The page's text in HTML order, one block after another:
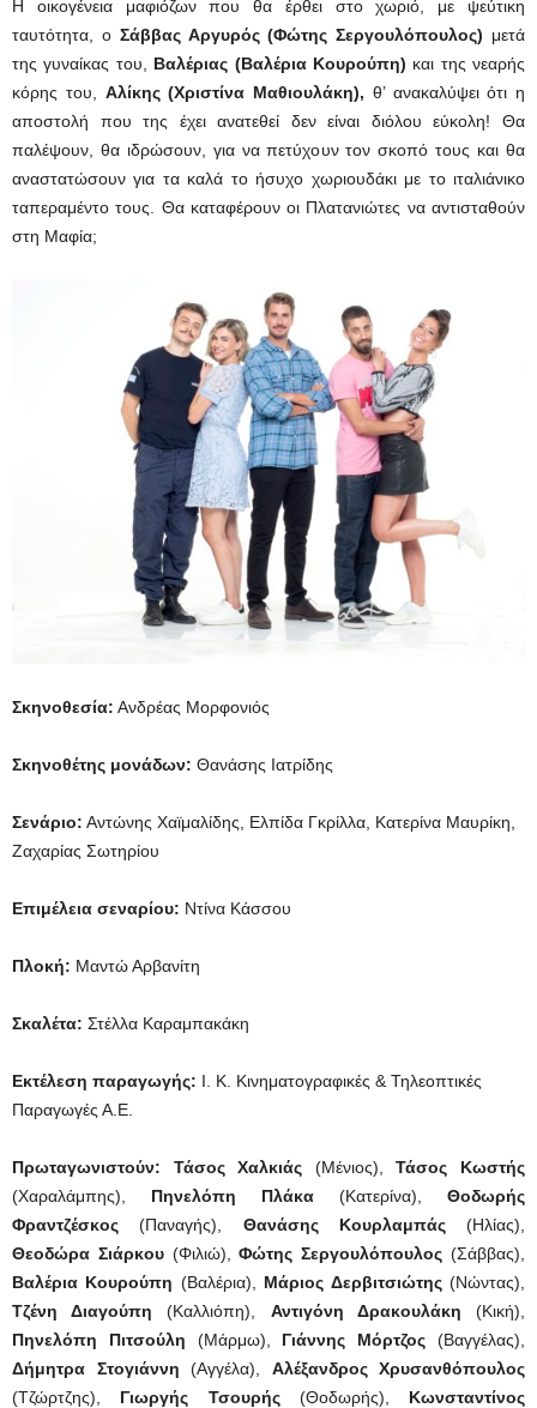
Η οικογένεια μαφιόζων που θα έρθει στο χωριό, με ψεύτικη
ταυτότητα, ο Σάββας Αργυρός (Φώτης Σεργουλόπουλος) μετά
της γυναίκας του, Βαλέριας (Βαλέρια Κουρούπη) και της νεαρής
κόρης του, Αλίκης (Χριστίνα Μαθιουλάκη), θ’ ανακαλύψει ότι η
αποστολή που της έχει ανατεθεί δεν είναι διόλου εύκολη! Θα
παλέψουν, θα ιδρώσουν, για να πετύχουν τον σκοπό τους και θα
αναστατώσουν για τα καλά το ήσυχο χωριουδάκι με το ιταλιάνικο
ταπεραμέντο τους. Θα καταφέρουν οι Πλατανιώτες να αντισταθούν
στη Μαφία;
Σκηνοθεσία: Ανδρέας Μορφονιός
Σκηνοθέτης μονάδων: Θανάσης Ιατρίδης
Σενάριο: Αντώνης Χαϊμαλίδης, Ελπίδα Γκρίλλα, Κατερίνα Μαυρίκη,
Ζαχαρίας Σωτηρίου
Επιμέλεια σεναρίου: Ντίνα Κάσσου
Πλοκή: Μαντώ Αρβανίτη
Σκαλέτα: Στέλλα Καραμπακάκη
Εκτέλεση παραγωγής: Ι. Κ. Κινηματογραφικές & Τηλεοπτικές
Παραγωγές Α.Ε.
Πρωταγωνιστούν: Τάσος Χαλκιάς (Μένιος),Τάσος Κωστής
(Χαραλάμπης), Πηνελόπη Πλάκα (Κατερίνα), Θοδωρής
Φραντζέσκος (Παναγής), Θανάσης Κουρλαμπάς(Ηλίας),
Θεοδώρα Σιάρκου(Φιλιώ),Φώτης Σεργουλόπουλος (Σάββας),
Βαλέρια Κουρούπη (Βαλέρια), Μάριος Δερβιτσιώτης(Νώντας),
Τζένη Διαγούπη (Καλλιόπη), Αντιγόνη Δρακουλάκη (Κική),
Πηνελόπη Πιτσούλη (Μάρμω), Γιάννης Μόρτζος (Βαγγέλας),
Δήμητρα Στογιάννη (Αγγέλα), Αλέξανδρος Χρυσανθόπουλος
(Τζώρτζης), Γιωργής Τσουρής(Θοδωρής), Κωνσταντίνος